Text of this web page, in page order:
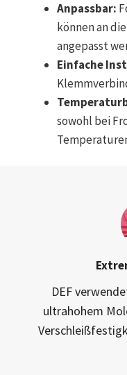
Anpassbar:
können an
angepasst
Einfache
sowohl bei
DEF
ultrahohem